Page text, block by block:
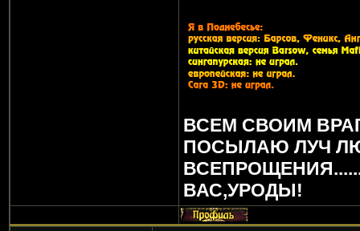
ВСЕМ СВОИМ
ПОСЫЛАЮ ЛУЧ
ВАС,УРОДЫ!